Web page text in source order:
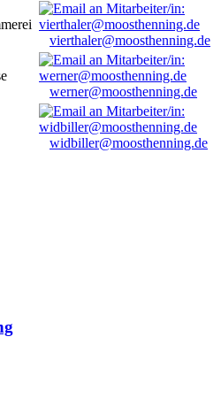
vierthaler@moosthenning.de
werner@moosthenning.de
widbiller@moosthenning.de